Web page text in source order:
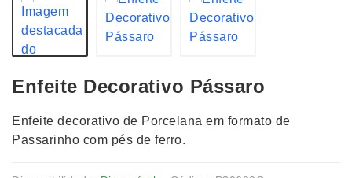
Enfeite Decorativo Pássaro
Enfeite decorativo de Porcelana em formato de
Passarinho com pés de ferro.